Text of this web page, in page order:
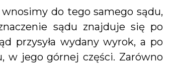
do tego samego sądu,
sądu znajduje się po
przysyła wydany wyrok, a po
w jego górnej części. Zarówno